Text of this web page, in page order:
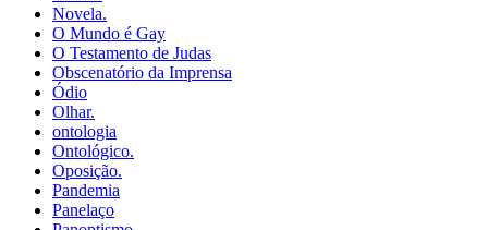
Novela.
O Mundo é Gay
O Testamento de Judas
Obscenatório da Imprensa
Ódio
Olhar.
ontologia
Ontológico.
Oposição.
Pandemia
Panelaço